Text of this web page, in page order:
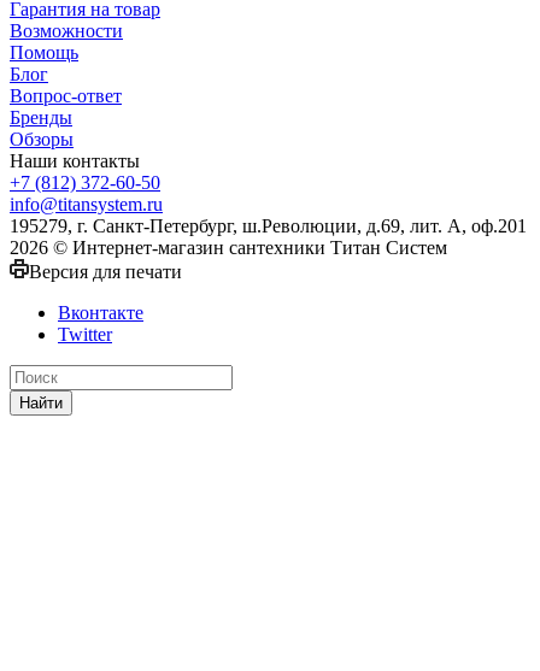
Гарантия на товар
Возможности
Помощь
Блог
Вопрос-ответ
Бренды
Обзоры
Наши контакты
+7 (812) 372-60-50
info@titansystem.ru
195279, г. Санкт-Петербург, ш.Революции, д.69, лит. А, оф.201
2026 © Интернет-магазин сантехники Титан Систем
Версия для печати
Вконтакте
Twitter
Найти